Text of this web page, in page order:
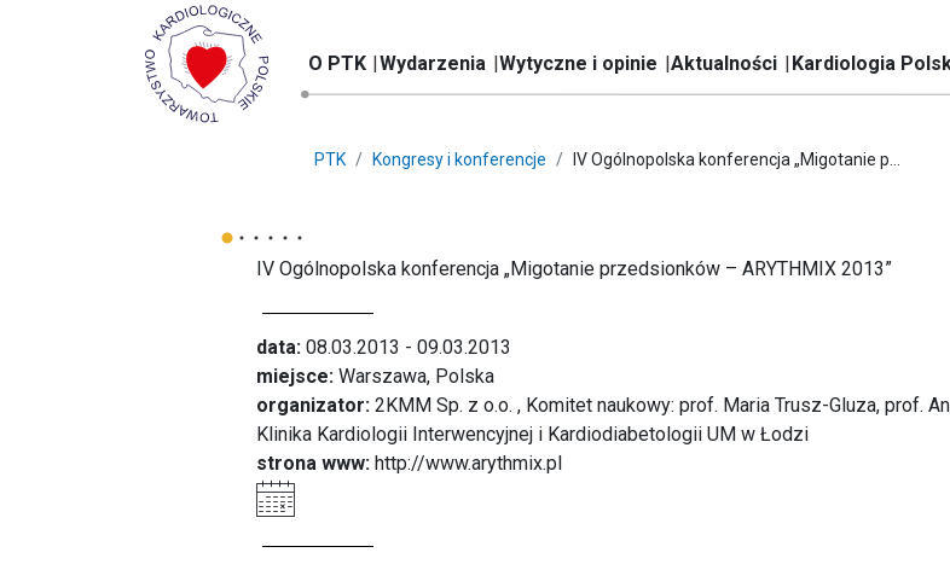
O PTK Wydarzenia Wytyczne i opinie Aktualności Kardiologia
PTK Kongresy i konferencje IV Ogólnopolska konferencja „Migotanie p...
IV Ogólnopolska konferencja „Migotanie przedsionków – ARYTHMIX 2013”
data: 08.03.2013 - 09.03.2013
miejsce: Warszawa, Polska
organizator: 2KMM Sp. z o.o. , Komitet naukowy: prof. Maria Trusz-Gluza, prof.
Klinika Kardiologii Interwencyjnej i Kardiodiabetologii UM w Łodzi
strona www: http://www.arythmix.pl